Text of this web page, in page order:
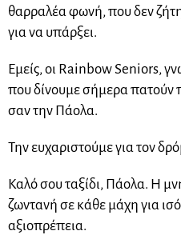
θαρραλέα φωνή, που δεν
για να υπάρξει.
Εμείς, οι Rainbow Seniors,
που δίνουμε σήμερα
σαν την Πάολα.
Την ευχαριστούμε για τον
Καλό σου ταξίδι, Πάολα. Η
ζωντανή σε κάθε μάχη για
αξιοπρέπεια.